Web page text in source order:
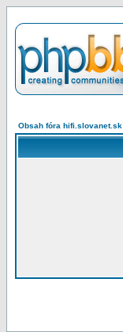
Obsah fóra hifi.slovanet.sk